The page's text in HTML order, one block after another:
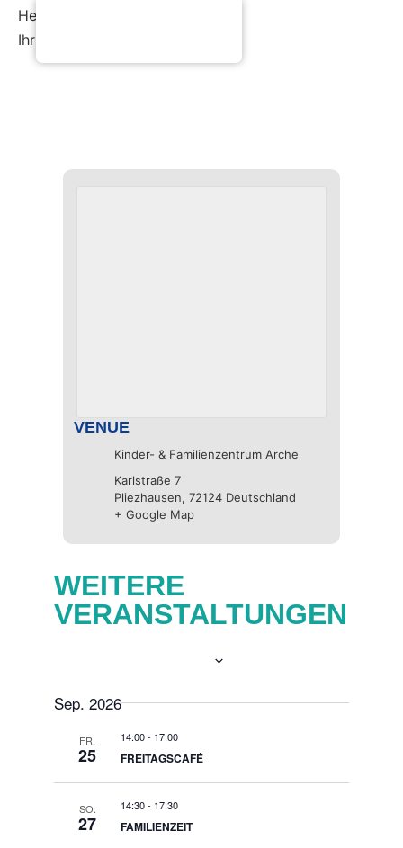
Herzliche Grüße
Ihr Arche Café Team
VENUE
Kinder- & Familienzentrum Arche
Karlstraße 7
Pliezhausen, 72124 Deutschland
+ Google Map
WEITERE
VERANSTALTUNGEN
date.
Sep. 2026
FR.
25
14:00- 17:00
FREITAGSCAFÉ
SO.
27
14:30- 17:30
FAMILIENZEIT